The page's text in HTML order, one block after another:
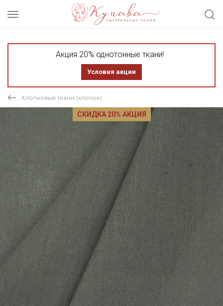
Акция 20% однотонные ткани!
Условия акции
Хлопковые ткани (хлопок)
СКИДКА 20% АКЦИЯ